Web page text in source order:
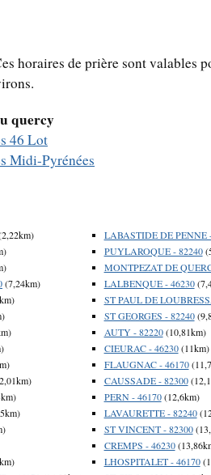
horaires de prière sont valables
quercy
46 Lot
Midi-Pyrénées
(7,24km)
LABASTIDE DE PENNE
PUYLAROQUE - 82240
MONTPEZAT DE
LALBENQUE - 46230
ST PAUL DE
ST GEORGES - 82240
AUTY - 82220(10,81km)
CIEURAC - 46230(11km)
FLAUGNAC - 46170
CAUSSADE - 82300
PERN - 46170(12,6km)
LAVAURETTE - 82240
ST VINCENT - 82300
CREMPS - 46230
LHOSPITALET - 46170